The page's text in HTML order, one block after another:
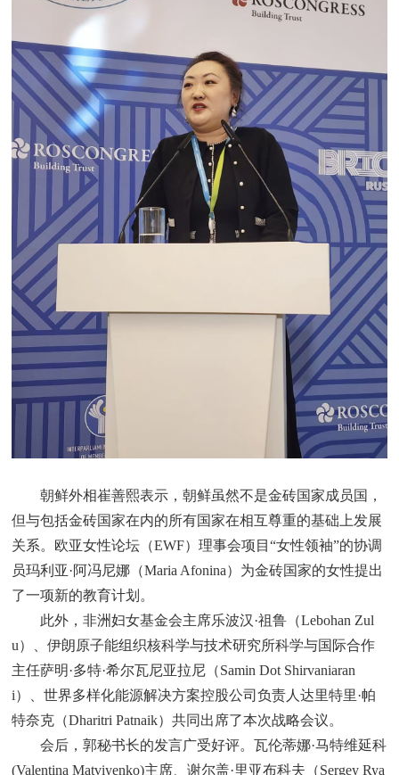
朝鲜外相崔善熙表示，朝鲜虽然不是金砖国家成员国，
但与包括金砖国家在内的所有国家在相互尊重的基础上发展
关系。欧亚女性论坛（EWF）理事会项目“女性领袖”的协调
员玛利亚·阿冯尼娜（Maria Afonina）为金砖国家的女性提出
了一项新的教育计划。
此外，非洲妇女基金会主席乐波汉·祖鲁（Lebohan Zul
u）、伊朗原子能组织核科学与技术研究所科学与国际合作
主任萨明·多特·希尔瓦尼亚拉尼（Samin Dot Shirvaniaran
i）、世界多样化能源解决方案控股公司负责人达里特里·帕
特奈克（Dharitri Patnaik）共同出席了本次战略会议。
会后，郭秘书长的发言广受好评。瓦伦蒂娜·马特维延科
(Valentina Matviyenko)主席、谢尔盖·里亚布科夫（Sergey Rya